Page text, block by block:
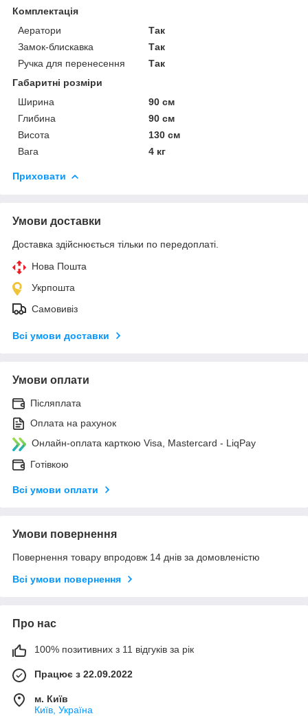
Комплектація
Аератори
Так
Замок-блискавка
Так
Ручка для перенесення
Так
Габаритні розміри
Ширина
90 см
Глибина
90 см
Висота
130 см
Вага
4 кг
Приховати
Умови доставки
Доставка здійснюється тільки по передоплаті.
Нова Пошта
Укрпошта
Самовивіз
Всі умови доставки
Умови оплати
Післяплата
Оплата на рахунок
Онлайн-оплата карткою Visa, Mastercard - LiqPay
Готівкою
Всі умови оплати
Умови повернення
Повернення товару впродовж 14 днів за домовленістю
Всі умови повернення
Про нас
100% позитивних з 11 відгуків за рік
Працює з 22.09.2022
м. Київ
Київ, Україна